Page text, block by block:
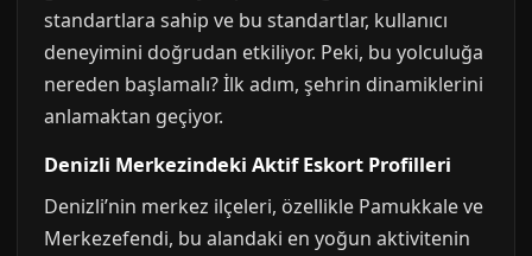
standartlara sahip ve bu standartlar, kullanıcı
deneyimini doğrudan etkiliyor. Peki, bu yolculuğa
nereden başlamalı? İlk adım, şehrin dinamiklerini
anlamaktan geçiyor.
Denizli Merkezindeki Aktif Eskort Profilleri
Denizli’nin merkez ilçeleri, özellikle Pamukkale ve
Merkezefendi, bu alandaki en yoğun aktivitenin